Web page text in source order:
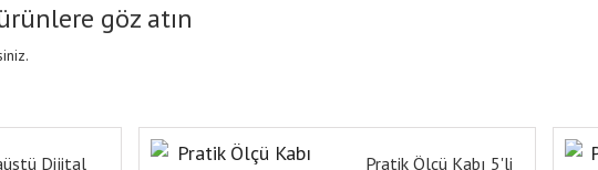
göz atın
Dijital Pratik Ölçü Kabı 5'li